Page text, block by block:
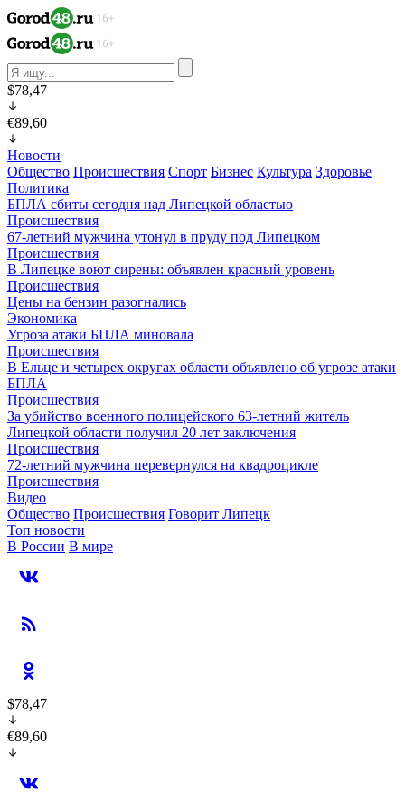
$78,47
€89,60
Новости
Общество Происшествия Спорт Бизнес Культура Здоровье
Политика
БПЛА сбиты сегодня над Липецкой областью
Происшествия
67-летний мужчина утонул в пруду под Липецком
Происшествия
В Липецке воют сирены: объявлен красный уровень
Происшествия
Цены на бензин разогнались
Экономика
Угроза атаки БПЛА миновала
Происшествия
В Ельце и четырех округах области объявлено об угрозе атаки
БПЛА
Происшествия
За убийство военного полицейского 63-летний житель
Липецкой области получил 20 лет заключения
Происшествия
72-летний мужчина перевернулся на квадроцикле
Происшествия
Видео
Общество Происшествия Говорит Липецк
Топ новости
В России В мире
$78,47
€89,60